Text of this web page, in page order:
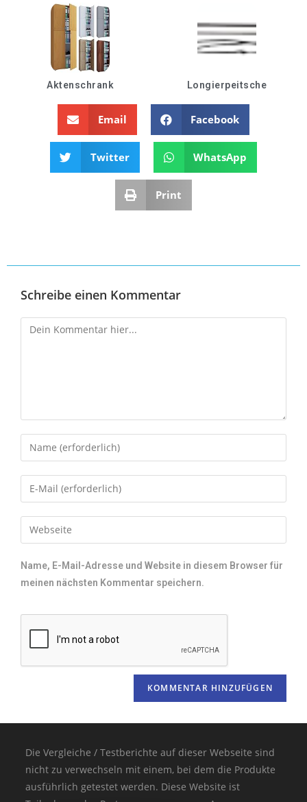
Aktenschrank Longierpeitsche
Email Facebook
Twitter WhatsApp
Print
Schreibe einen Kommentar
Name, E-Mail-Adresse und Website in diesem Browser für
meinen nächsten Kommentar speichern.
Die Vergleiche / Testberichte auf dieser Webseite sind
nicht zu verwechseln mit einem, bei dem die Produkte
ausführlich getestet werden. Diese Website ist